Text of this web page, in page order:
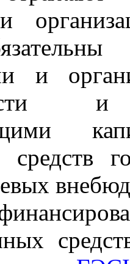
и
средств